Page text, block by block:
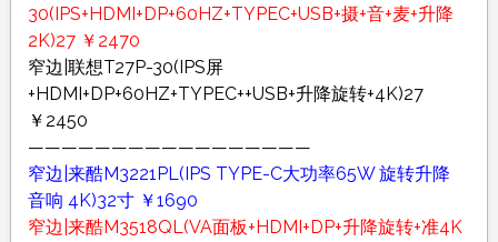
30(IPS+HDMI+DP+60HZ+TYPEC+USB+摄+音+麦+升降
2K)27 ￥2470
窄边|联想T27P-30(IPS屏
+HDMI+DP+60HZ+TYPEC++USB+升降旋转+4K)27
￥2450
—————————————————
窄边|来酷M3221PL(IPS TYPE-C大功率65W 旋转升降
音响 4K)32寸 ￥1690
窄边|来酷M3518QL(VA面板+HDMI+DP+升降旋转+准4K